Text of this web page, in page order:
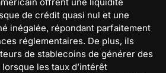
de crédit quasi nul et une
inégalée, répondant parfaitement
réglementaires. De plus, ils
de stablecoins de générer des
les taux d’intérêt